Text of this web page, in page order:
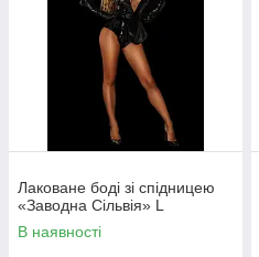
Лаковане боді зі спідницею
«Заводна Сільвія» L
В наявності